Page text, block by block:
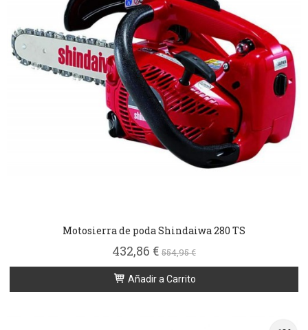
Motosierra de poda Shindaiwa 280 TS
432,86 € 554,95 €
Añadir a Carrito